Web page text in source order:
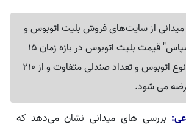
از سایت‌های فروش بلیت اتوبوس و
همچنین سامانه "سپاس" قیمت بلیت اتوبوس در بازه زمان 15
و16 تیرماه بسته به نوع اتوبوس و تعداد صندلی متفاوت و از 210
بررسی ‌های میدانی نشان می‌دهد که